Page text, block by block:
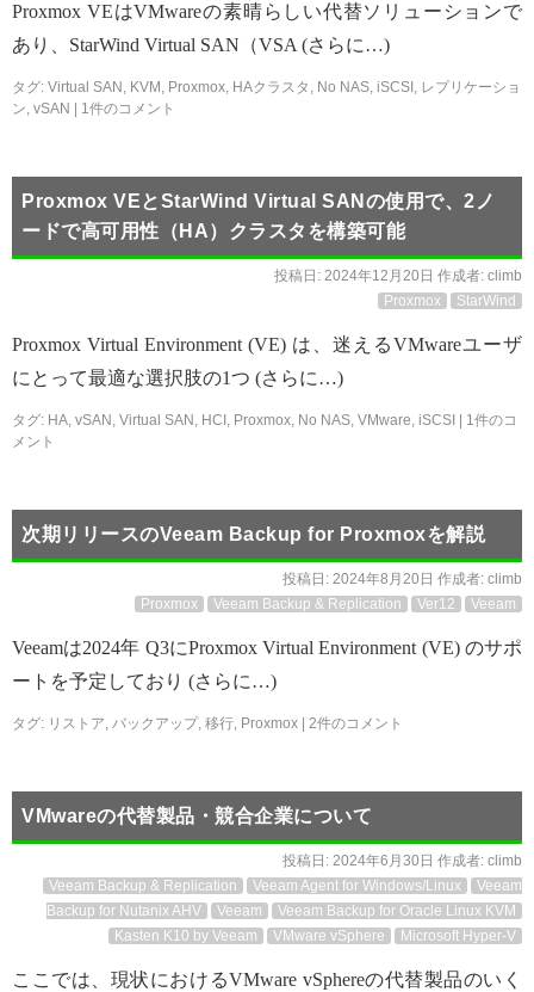
Proxmox VEはVMwareの素晴らしい代替ソリューションで
あり、StarWind Virtual SAN（VSA (さらに…)
タグ: Virtual SAN , KVM , Proxmox, HAクラスタ , No NAS, iSCSI , レプリケーショ
ン, vSAN 1件のコメント
Proxmox VEとStarWind Virtual SANの使用で、2ノ
ードで高可用性（HA）クラスタを構築可能
投稿日: 2024年12月20日 作成者: climb
Proxmox
StarWind
Proxmox Virtual Environment (VE) は、迷えるVMwareユーザ
にとって最適な選択肢の1つ (さらに…)
タグ: HA, vSAN , Virtual SAN , HCI , Proxmox, No NAS, VMware, iSCSI
1件のコ
メント
次期リリースのVeeam Backup for Proxmoxを解説
投稿日: 2024年8月20日 作成者: climb
Proxmox
Veeam Backup & Replication Ver12 Veeam
Veeamは2024年 Q3にProxmox Virtual Environment (VE) のサポ
ートを予定しており (さらに…)
タグ: リストア, バックアップ, 移行, Proxmox 2件のコメント
VMwareの代替製品・競合企業について
投稿日: 2024年6月30日 作成者: climb
Veeam Backup & Replication
Veeam Agent for Windows/Linux
Veeam
Backup for Nutanix AHV
Veeam
Veeam Backup for Oracle Linux KVM
Kasten K10 by Veeam
VMware vSphere Microsoft Hyper-V
ここでは、現状におけるVMware vSphereの代替製品のいく